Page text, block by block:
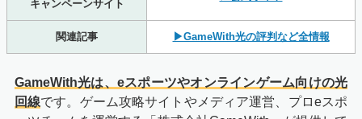
キャンペーンサイト
関連記事 ▶GameWith光の評判など全情報
GameWith光は、eスポーツやオンラインゲーム向けの光
回線です。ゲーム攻略サイトやメディア運営、プロeスポ